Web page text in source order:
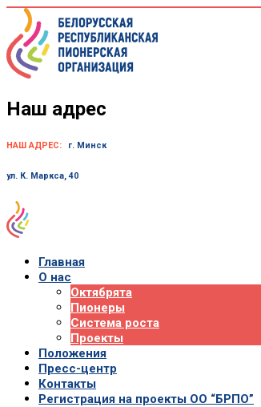
Skip
content
Наш адрес
НАШ АДРЕС: г. Минск
ул. К. Маркса, 40
Главная
О нас
Октябрята
Пионеры
Система роста
Проекты
Положения
Пресс-центр
Контакты
Регистрация на проекты ОО “БРПО”